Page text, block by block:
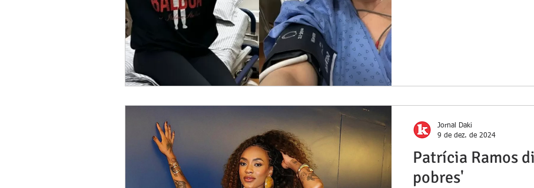
Patrícia Ramos
pobres'
Jornal Daki
9 de dez. de 2024